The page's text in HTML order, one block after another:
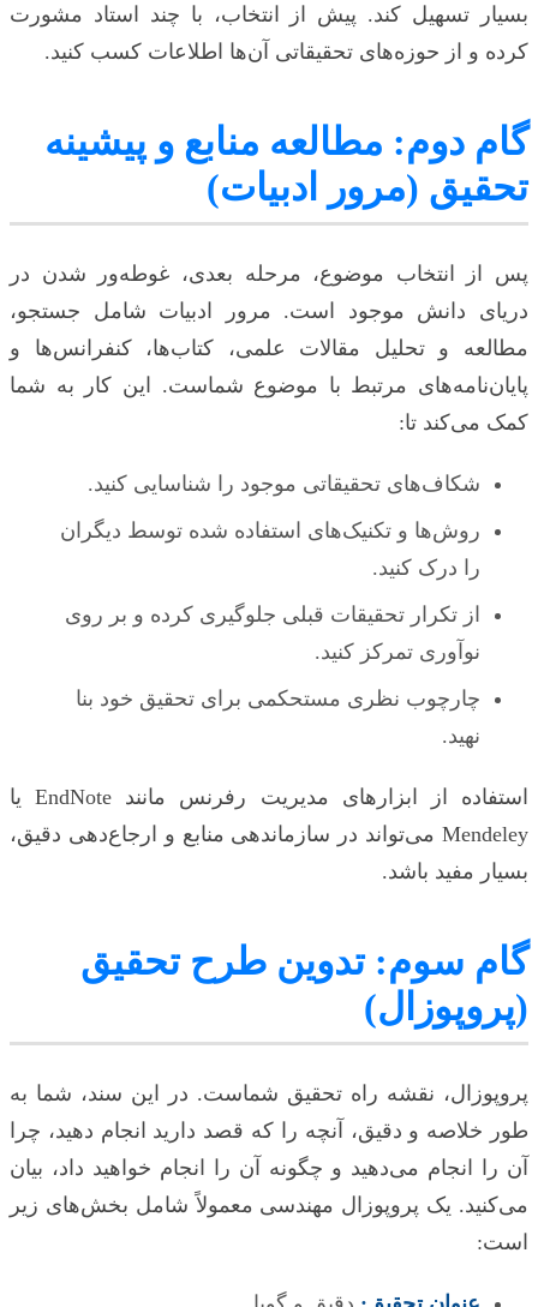
بسیار تسهیل کند. پیش از انتخاب، با چند استاد مشورت
کرده و از حوزه‌های تحقیقاتی آن‌ها اطلاعات کسب کنید.
گام دوم: مطالعه منابع و پیشینه
تحقیق (مرور ادبیات)
پس از انتخاب موضوع، مرحله بعدی، غوطه‌ور شدن در
دریای دانش موجود است. مرور ادبیات شامل جستجو،
مطالعه و تحلیل مقالات علمی، کتاب‌ها، کنفرانس‌ها و
پایان‌نامه‌های مرتبط با موضوع شماست. این کار به شما
کمک می‌کند تا:
شکاف‌های تحقیقاتی موجود را شناسایی کنید.
روش‌ها و تکنیک‌های استفاده شده توسط دیگران
را درک کنید.
از تکرار تحقیقات قبلی جلوگیری کرده و بر روی
نوآوری تمرکز کنید.
چارچوب نظری مستحکمی برای تحقیق خود بنا
نهید.
استفاده از ابزارهای مدیریت رفرنس مانند EndNote یا
Mendeley می‌تواند در سازماندهی منابع و ارجاع‌دهی دقیق،
بسیار مفید باشد.
گام سوم: تدوین طرح تحقیق
(پروپوزال)
پروپوزال، نقشه راه تحقیق شماست. در این سند، شما به
طور خلاصه و دقیق، آنچه را که قصد دارید انجام دهید، چرا
آن را انجام می‌دهید و چگونه آن را انجام خواهید داد، بیان
می‌کنید. یک پروپوزال مهندسی معمولاً شامل بخش‌های زیر
است: